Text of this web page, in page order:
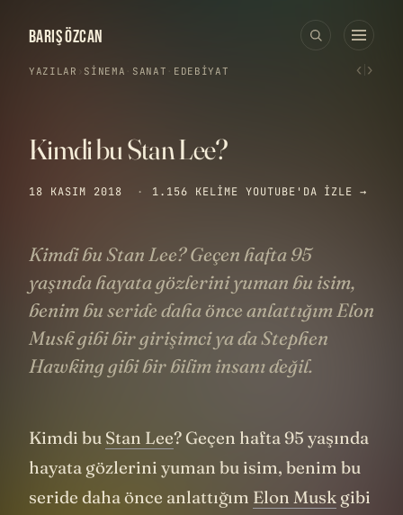
BARIŞ ÖZCAN
YAZILAR SINEMA · SANAT · EDEBIYAT ‹ ›
Kimdi bu Stan Lee?
18 KASIM 2018 · 1.156 KELIME YOUTUBE'DA IZLE →
Kimdi bu Stan Lee? Geçen hafta 95
yaşında hayata gözlerini yuman bu isim,
benim bu seride daha önce anlattığım Elon
Musk gibi bir girişimci ya da Stephen
Hawking gibi bir bilim insanı değil.
Kimdi bu Stan Lee? Geçen hafta 95 yaşında
hayata gözlerini yuman bu isim, benim bu
seride daha önce anlattığım Elon Musk gibi